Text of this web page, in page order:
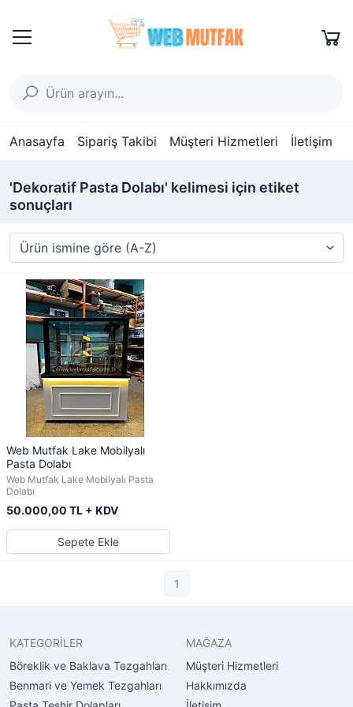
Anasayfa Sipariş Takibi Müşteri Hizmetleri İletişim
'Dekoratif Pasta Dolabı' kelimesi için etiket
sonuçları
Web Mutfak Lake Mobilyalı
Pasta Dolabı
Web Mutfak Lake Mobilyalı Pasta
Dolabı
50.000,00 TL + KDV
Sepete Ekle
1
KATEGORİLER
Böreklik ve Baklava Tezgahları
Benmari ve Yemek Tezgahları
MAĞAZA
Müşteri Hizmetleri
Hakkımızda